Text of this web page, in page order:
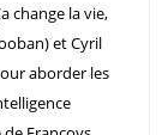
change la vie,
et Cyril
aborder les